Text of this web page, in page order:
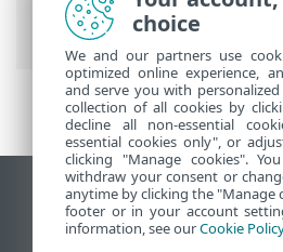
ESET Security Ultimate
檢視桌面網站
End of Life
choice
We and our partners use
optimized online experience,
and serve you with
collection of all cookies by
decline all non-essential
essential cookies only", or
clicking "Manage cookies".
withdraw your consent or
anytime by clicking the "Manage
footer or in your account
information, see ourCookie Policy